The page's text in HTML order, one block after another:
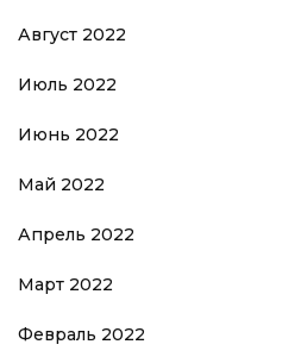
Август 2022
Июль 2022
Июнь 2022
Май 2022
Апрель 2022
Март 2022
Февраль 2022